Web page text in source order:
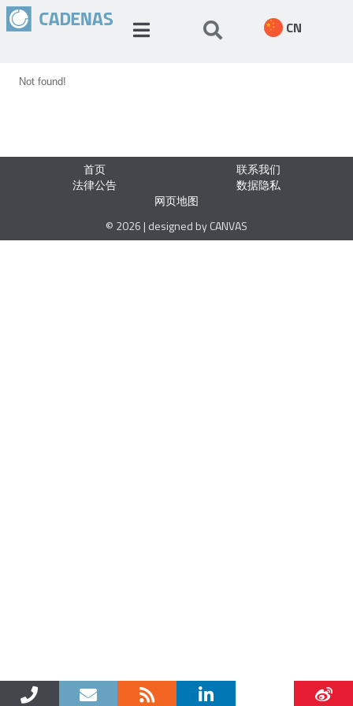
CN
Not found!
首页
联系我们
法律公告
数据隐私
网页地图
© 2026 | designed by CANVAS